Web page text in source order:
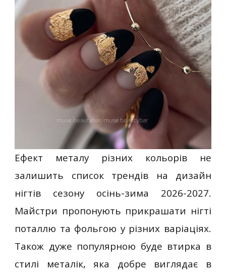
Ефект металу різних кольорів не
залишить список трендів на дизайн
нігтів сезону осінь-зима 2026-2027.
Майстри пропонують прикрашати нігті
поталлю та фольгою у різних варіаціях.
Також дуже популярною буде втирка в
стилі металік, яка добре виглядає в